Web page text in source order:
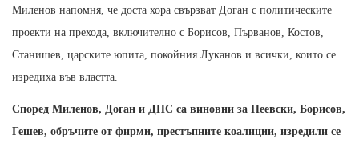
Миленов напомня, че доста хора свързват Доган с политическите
проекти на прехода, включително с Борисов, Първанов, Костов,
Станишев, царските юпита, покойния Луканов и всички, които се
изредиха във властта.
Според Миленов, Доган и ДПС са виновни за Пеевски, Борисов,
Гешев, обръчите от фирми, престъпните коалиции, изредили се